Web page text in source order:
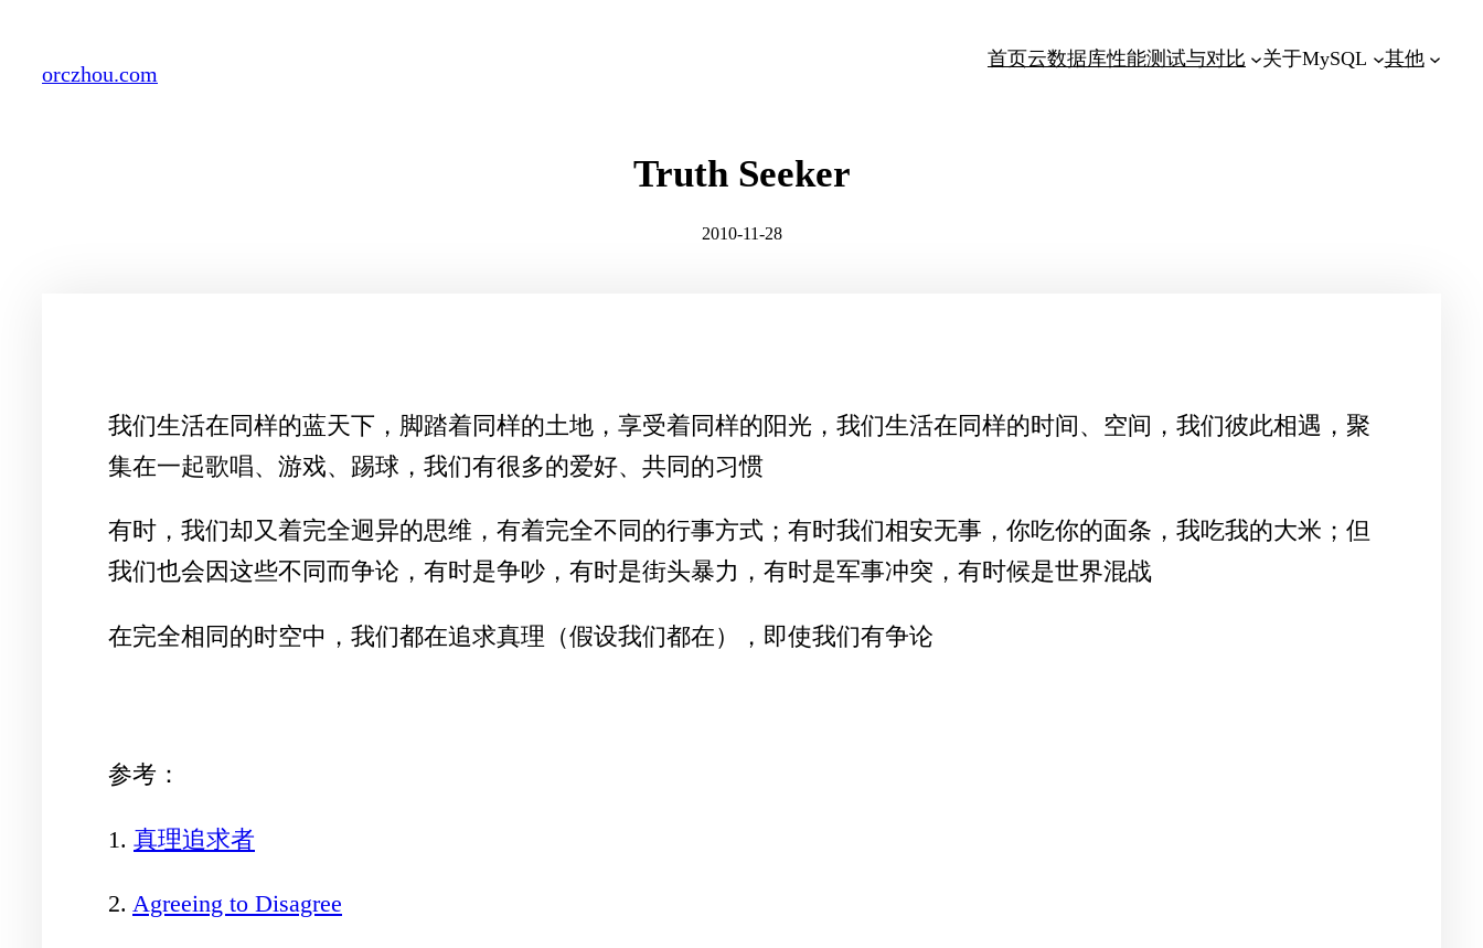
orczhou.com
首页云数据库性能测试与对比 关于MySQL 其他
Truth Seeker
2010-11-28
我们生活在同样的蓝天下，脚踏着同样的土地，享受着同样的阳光，我们生活在同样的时间、空间，我们彼此相遇，聚
集在一起歌唱、游戏、踢球，我们有很多的爱好、共同的习惯
有时，我们却又着完全迥异的思维，有着完全不同的行事方式；有时我们相安无事，你吃你的面条，我吃我的大米；但
我们也会因这些不同而争论，有时是争吵，有时是街头暴力，有时是军事冲突，有时候是世界混战
在完全相同的时空中，我们都在追求真理（假设我们都在），即使我们有争论
参考：
1. 真理追求者
2. Agreeing to Disagree